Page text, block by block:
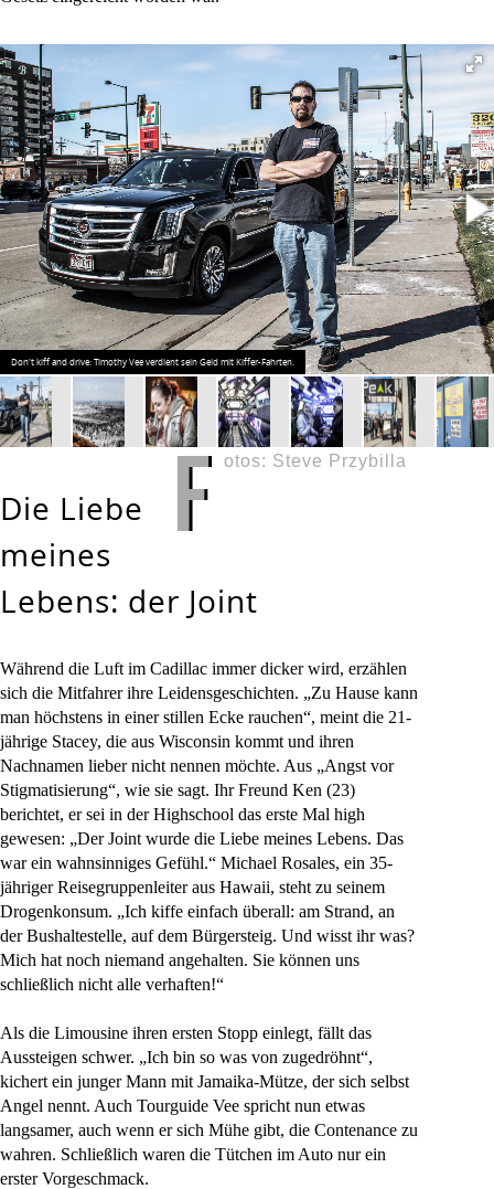
Don't kiff and drive: Timothy Vee verdient sein Geld mit Kiffer-Fahrten.
F otos: Steve Przybilla
Die Liebe
meines
Lebens: der Joint
Während die Luft im Cadillac immer dicker wird, erzählen
sich die Mitfahrer ihre Leidensgeschichten. „Zu Hause kann
man höchstens in einer stillen Ecke rauchen“, meint die 21-
jährige Stacey, die aus Wisconsin kommt und ihren
Nachnamen lieber nicht nennen möchte. Aus „Angst vor
Stigmatisierung“, wie sie sagt. Ihr Freund Ken (23)
berichtet, er sei in der Highschool das erste Mal high
gewesen: „Der Joint wurde die Liebe meines Lebens. Das
war ein wahnsinniges Gefühl.“ Michael Rosales, ein 35-
jähriger Reisegruppenleiter aus Hawaii, steht zu seinem
Drogenkonsum. „Ich kiffe einfach überall: am Strand, an
der Bushaltestelle, auf dem Bürgersteig. Und wisst ihr was?
Mich hat noch niemand angehalten. Sie können uns
schließlich nicht alle verhaften!“
Als die Limousine ihren ersten Stopp einlegt, fällt das
Aussteigen schwer. „Ich bin so was von zugedröhnt“,
kichert ein junger Mann mit Jamaika-Mütze, der sich selbst
Angel nennt. Auch Tourguide Vee spricht nun etwas
langsamer, auch wenn er sich Mühe gibt, die Contenance zu
wahren. Schließlich waren die Tütchen im Auto nur ein
erster Vorgeschmack.